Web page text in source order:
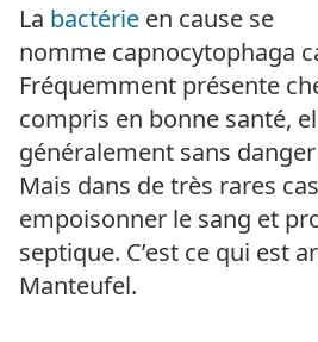
La bactérie en cause se
nomme capnocytophaga
Fréquemment présente
compris en bonne santé,
généralement sans
Mais dans de très rares
empoisonner le sang et
septique. C’est ce qui est
Manteufel.